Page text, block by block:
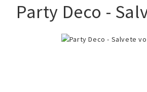
Party Deco -